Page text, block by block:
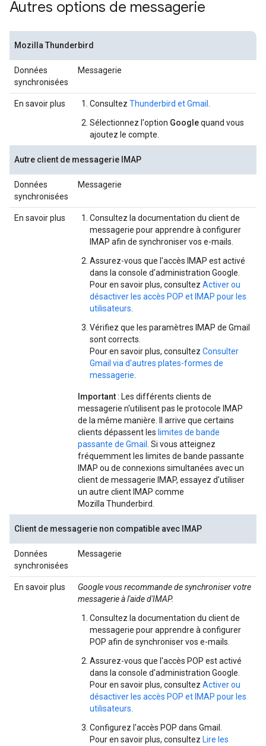
Autres options de messagerie
Mozilla Thunderbird
Données
synchronisées
Messagerie
En savoir plus Consultez Thunderbird et Gmail
Sélectionnez l'option Googlequand vous
ajoutez le compte.
Autre client de messagerie IMAP
Données
synchronisées
Messagerie
En savoir plus
Consultez la documentation du client de
messagerie pour apprendre à configurer
IMAP afin de synchroniser vos e-mails.
Assurez-vous que l'accès IMAP est activé
dans la console d'administration Google.
Pour en savoir plus, consultez Activer ou
désactiver les accès POP et IMAP pour les
utilisateurs
Vérifiez que les paramètres IMAP de Gmail
sont corrects.
Pour en savoir plus, consultez Consulter
Gmail via d'autres plates-formes de
messagerie
Important: Les différents clients de
messagerie n'utilisent pas le protocole IMAP
de la même manière. Il arrive que certains
clients dépassent les limites de bande
passante de Gmail
. Si vous atteignez
fréquemment les limites de bande passante
IMAP ou de connexions simultanées avec un
client de messagerie IMAP, essayez d'utiliser
un autre client IMAP comme
Mozilla Thunderbird.
Client de messagerie non compatible avec IMAP
Données
synchronisées
Messagerie
En savoir plus
Google vous recommande de synchroniser votre
messagerie à l'aide d'IMAP.
Consultez la documentation du client de
messagerie pour apprendre à configurer
POP afin de synchroniser vos e-mails.
Assurez-vous que l'accès POP est activé
dans la console d'administration Google.
Pour en savoir plus, consultez Activer ou
désactiver les accès POP et IMAP pour les
utilisateurs
Configurez l'accès POP dans Gmail.
Pour en savoir plus, consultez Lire les